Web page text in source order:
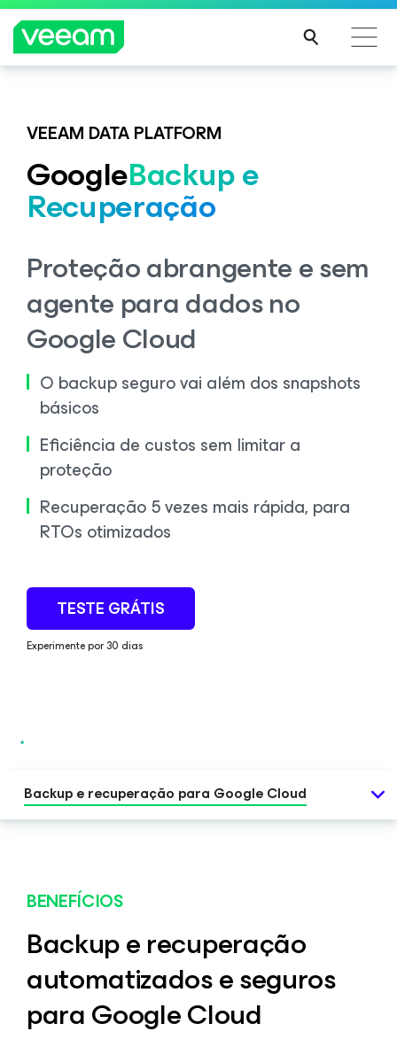
pela atualização de conteúdo da CrowdStrike
MAIS
VEEAM DATA PLATFORM
GoogleBackup e
Recuperação
Proteção abrangente e sem
agente para dados no
Google Cloud
O backup seguro vai além dos snapshots
básicos
Eficiência de custos sem limitar a
proteção
Recuperação 5 vezes mais rápida, para
RTOs otimizados
TESTE GRÁTIS
Experimente por 30 dias
Backup e recuperação para Google Cloud
BENEFÍCIOS
Backup e recuperação
automatizados e seguros
para Google Cloud